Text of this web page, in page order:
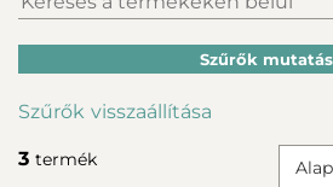
Szűrők
Szűrők visszaállítása
3 termék